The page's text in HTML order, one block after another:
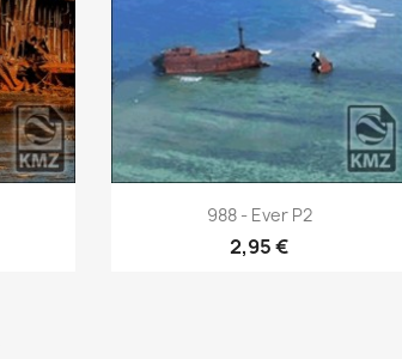
Aperçu rapide
988 - Ever P2
2,95 €